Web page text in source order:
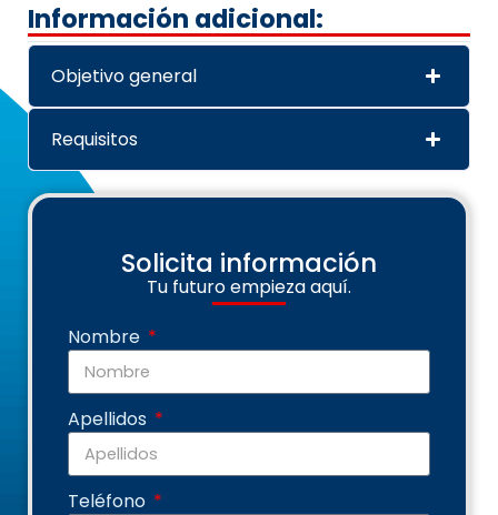
Información adicional:
Objetivo general
Requisitos
Solicita información
Tu futuro empieza aquí.
Nombre
Apellidos
Teléfono